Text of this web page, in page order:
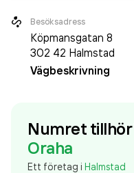
Besöksadress
Köpmansgatan 8
302 42 Halmstad
Vägbeskrivning
Numret tillhör
Oraha
Ett företag i Halmstad